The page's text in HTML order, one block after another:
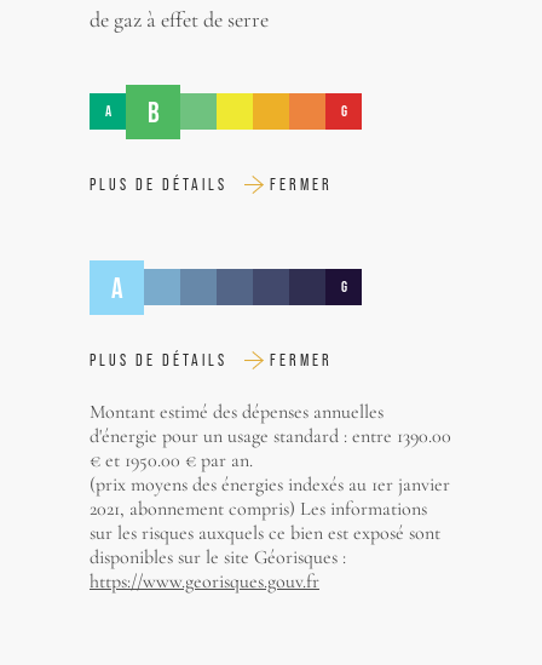
de gaz à effet de serre
A B G
PLUS DE DÉTAILS FERMER
A G
PLUS DE DÉTAILS FERMER
Montant estimé des dépenses annuelles
d'énergie pour un usage standard : entre 1390.00
€ et 1950.00 € par an.
(prix moyens des énergies indexés au 1er janvier
2021, abonnement compris) Les informations
sur les risques auxquels ce bien est exposé sont
disponibles sur le site Géorisques :
https://www.georisques.gouv.fr